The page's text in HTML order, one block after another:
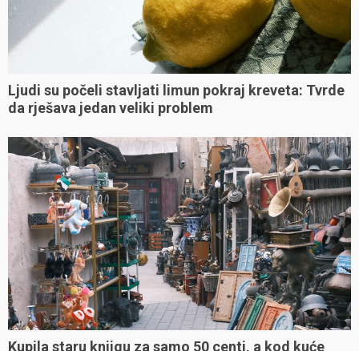
Ljudi su počeli stavljati limun pokraj kreveta: Tvrde
da rješava jedan veliki problem
Kupila staru knjigu za samo 50 centi, a kod kuće